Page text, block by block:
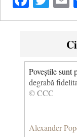
Poveștile sunt
degrabă
© CCC
Alexander